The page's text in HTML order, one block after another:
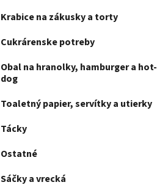
Krabice na zákusky a torty
Cukrárenske potreby
Obal na hranolky, hamburger a hot-
dog
Toaletný papier, servítky a utierky
Tácky
Ostatné
Sáčky a vrecká